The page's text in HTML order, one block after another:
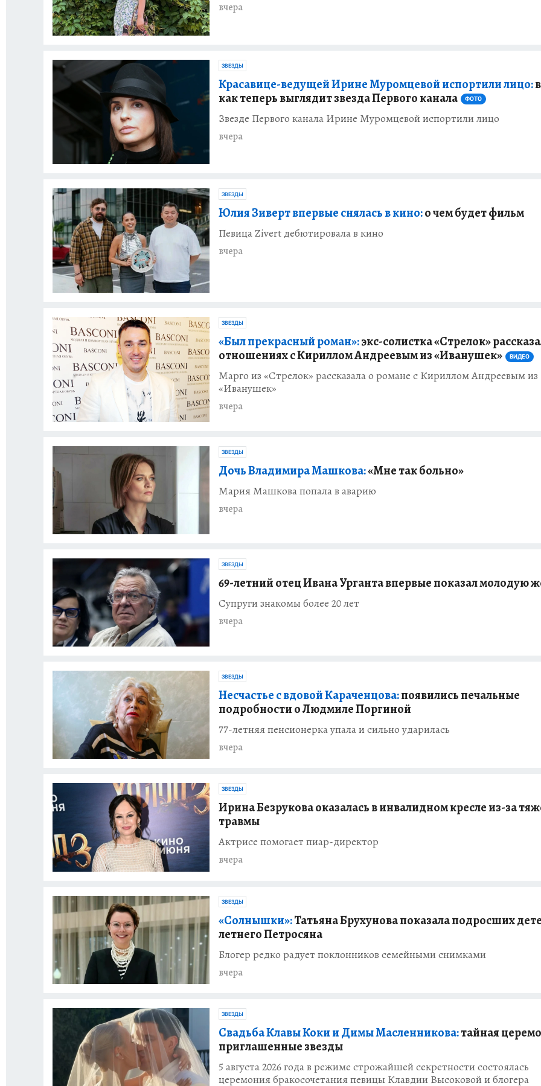
вчера
ЗВЕЗДЫ
Красавице-ведущей Ирине Муромцевой испортили лицо:
как теперь выглядит звезда Первого канала
ФОТО
Звезде Первого канала Ирине Муромцевой испортили лицо
вчера
ЗВЕЗДЫ
Юлия Зиверт впервые снялась в кино:о чем будет фильм
Певица Zivert дебютировала в кино
вчера
ЗВЕЗДЫ
«Был прекрасный роман»:экс-солистка «Стрелок»
отношениях с Кириллом Андреевым из «Иванушек»
ВИДЕО
Марго из «Стрелок» рассказала о романе с Кириллом Андреевым из
«Иванушек»
вчера
ЗВЕЗДЫ
Дочь Владимира Машкова:«Мне так больно»
Мария Машкова попала в аварию
вчера
ЗВЕЗДЫ
69-летний отец Ивана Урганта впервые показал молодую
Супруги знакомы более 20 лет
вчера
ЗВЕЗДЫ
Несчастье с вдовой Караченцова:появились печальные
подробности о Людмиле Поргиной
77-летняя пенсионерка упала и сильно ударилась
вчера
ЗВЕЗДЫ
Ирина Безрукова оказалась в инвалидном кресле из-за
травмы
Актрисе помогает пиар-директор
вчера
ЗВЕЗДЫ
«Солнышки»:Татьяна Брухунова показала подросших
летнего Петросяна
Блогер редко радует поклонников семейными снимками
вчера
ЗВЕЗДЫ
Свадьба Клавы Коки и Димы Масленникова:тайная
приглашенные звезды
5 августа 2026 года в режиме строжайшей секретности состоялась
церемония бракосочетания певицы Клавдии Высоковой и блогера